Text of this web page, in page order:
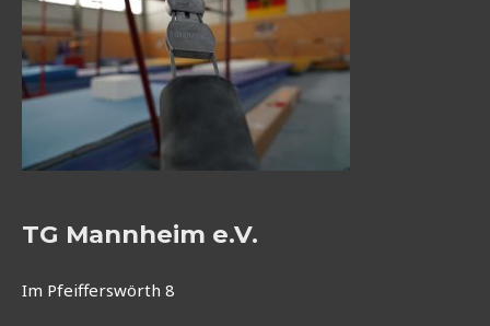
TG Mannheim e.V.
Im Pfeifferswörth 8